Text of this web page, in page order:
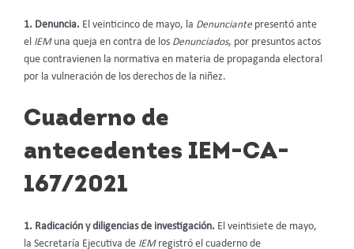
1. Denuncia. El veinticinco de mayo, la Denunciante presentó ante
el IEM una queja en contra de los Denunciados, por presuntos actos
que contravienen la normativa en materia de propaganda electoral
por la vulneración de los derechos de la niñez.
Cuaderno de
antecedentes IEM-CA-
167/2021
1. Radicación y diligencias de investigación. El veintisiete de mayo,
la Secretaría Ejecutiva de IEM registró el cuaderno de